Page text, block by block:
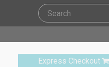
Express Checkout